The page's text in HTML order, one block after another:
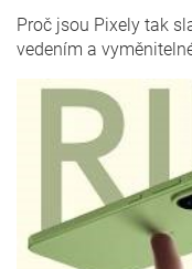
Proč jsou Pixely tak
vedením a